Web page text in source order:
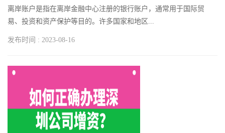
离岸账户是指在离岸金融中心注册的银行账户，通常用于国际贸
易、投资和资产保护等目的。许多国家和地区...
发布时间 : 2023-08-16